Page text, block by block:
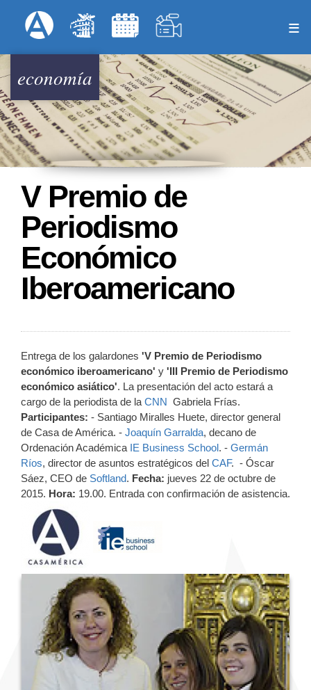
al
principal
Menú Superior
economía
V Premio de
Periodismo
Económico
Iberoamericano
Entrega de los galardones 'V Premio de Periodismo
económico iberoamericano' y 'III Premio de Periodismo
económico asiático'. La presentación del acto estará a
cargo de la periodista de la CNN Gabriela Frías.
Participantes: - Santiago Miralles Huete, director general
de Casa de América. - Joaquín Garralda, decano de
Ordenación Académica IE Business School. - Germán
Ríos, director de asuntos estratégicos del CAF. - Óscar
Sáez, CEO de Softland. Fecha: jueves 22 de octubre de
2015. Hora: 19.00. Entrada con confirmación de asistencia.